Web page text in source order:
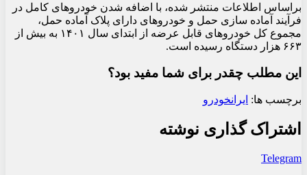
براساس اطلاعات منتشر شده، با اضافه شدن خودروهای کامل در
فرآیند آماده سازی حمل و خودروهای دارای پلاک آماده حمل،
مجموع کل خودروهای قابل عرضه از ابتدای سال ۱۴۰۱ به بیش از
۶۶۳ هزار دستگاه رسیده است.
این مطلب چقدر برای شما مفید بود؟
برچسب ها: ایرانخودرو
اشتراک گذاری نوشته
Telegram